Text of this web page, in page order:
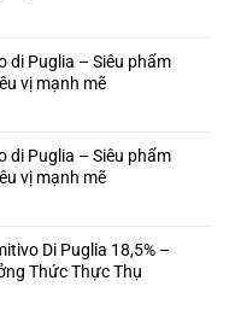
di Puglia – Siêu phẩm
vị mạnh mẽ
di Puglia – Siêu phẩm
vị mạnh mẽ
Di Puglia 18,5% –
Thức Thực Thụ